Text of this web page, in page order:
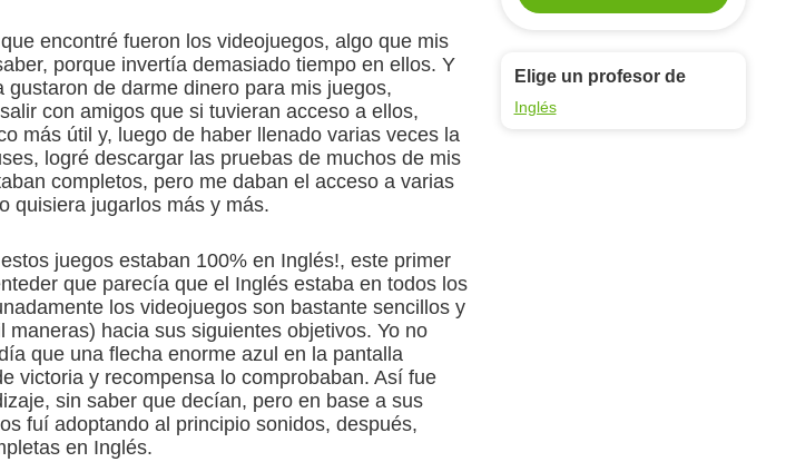
encontré fueron los videojuegos, algo que mis
porque invertía demasiado tiempo en ellos. Y
de darme dinero para mis juegos,
con amigos que si tuvieran acceso a ellos,
más útil y, luego de haber llenado varias veces la
logré descargar las pruebas de muchos de mis
completos, pero me daban el acceso a varias
quisiera jugarlos más y más.
juegos estaban 100% en Inglés!, este primer
que parecía que el Inglés estaba en todos los
los videojuegos son bastante sencillos y
hacia sus siguientes objetivos. Yo no
que una flecha enorme azul en la pantalla
victoria y recompensa lo comprobaban. Así fue
sin saber que decían, pero en base a sus
fuí adoptando al principio sonidos, después,
en Inglés.
Elige un profesor de
Inglés